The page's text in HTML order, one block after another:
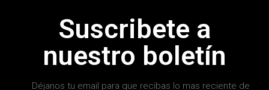
Suscribete a
nuestro boletín
Déjanos tu email para que recibas lo mas reciente de